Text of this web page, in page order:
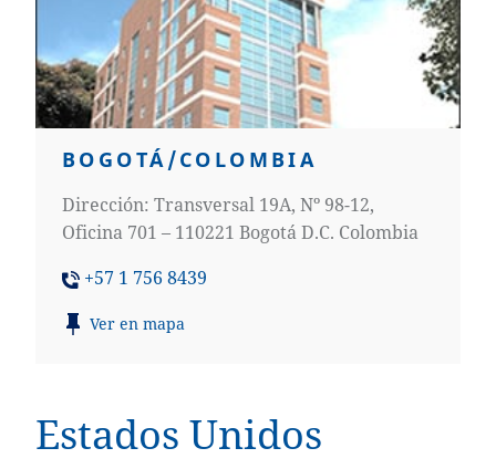
BOGOTÁ/COLOMBIA
Dirección: Transversal 19A, Nº 98-12,
Oficina 701 – 110221 Bogotá D.C. Colombia
+57 1 756 8439
Ver en mapa
Estados Unidos